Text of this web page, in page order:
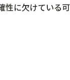
に欠けている